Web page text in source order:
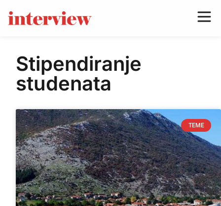
Stipendiranje
studenata
TEME